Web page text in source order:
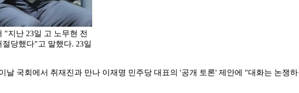
"지난 23일 고 노무현 전
당했다"고 말했다. 23일
날 국회에서 취재진과 만나 이재명 민주당 대표의 '공개 토론' 제안에 "대화는 논쟁